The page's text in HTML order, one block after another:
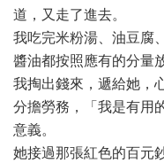
道，又走了進去。
我吃完米粉湯、油豆腐
醬油都按照應有的分量放
我掏出錢來，遞給她，
分擔勞務，「我是有用
意義。
她接過那張紅色的百元